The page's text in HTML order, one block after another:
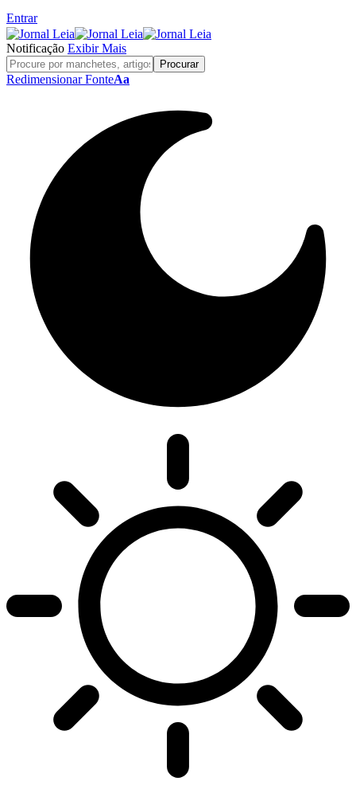
Entrar
Notificação Exibir Mais
Redimensionar FonteAa